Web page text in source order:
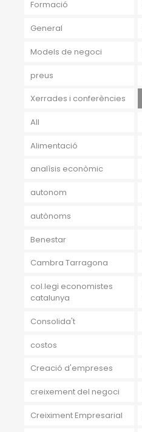
Formació
General
Models de negoci
preus
Xerrades i conferències
All
Alimentació
analìsis econòmic
autonom
autònoms
Benestar
Cambra Tarragona
col.legi economistes
catalunya
Consolida't
costos
Creació d'empreses
creixement del negoci
Creiximent Empresarial